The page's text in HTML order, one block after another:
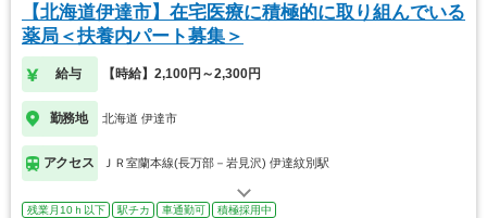
【北海道伊達市】在宅医療に積極的に取り組んでいる
薬局＜扶養内パート募集＞
給与 【時給】2,100円～2,300円
勤務地 北海道 伊達市
アクセス ＪＲ室蘭本線(長万部－岩見沢) 伊達紋別駅
残業月10ｈ以下 駅チカ 車通勤可 積極採用中